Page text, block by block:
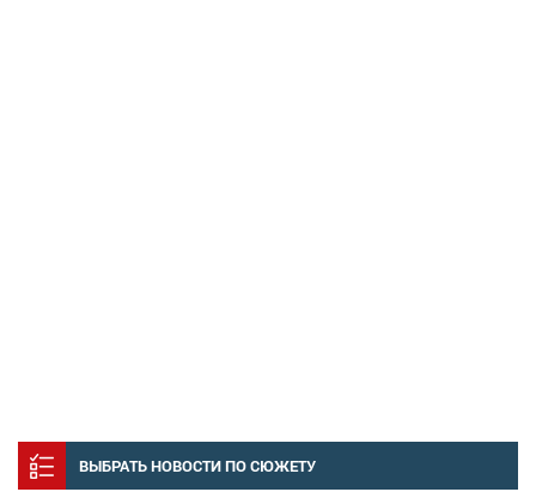
ВЫБРАТЬ НОВОСТИ ПО СЮЖЕТУ